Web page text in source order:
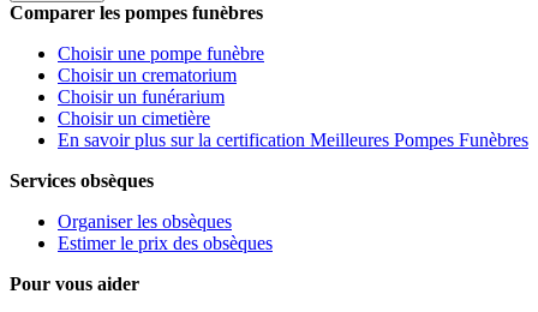
Comparer les pompes funèbres
Choisir une pompe funèbre
Choisir un crematorium
Choisir un funérarium
Choisir un cimetière
En savoir plus sur la certification Meilleures Pompes Funèbres
Services obsèques
Organiser les obsèques
Estimer le prix des obsèques
Pour vous aider